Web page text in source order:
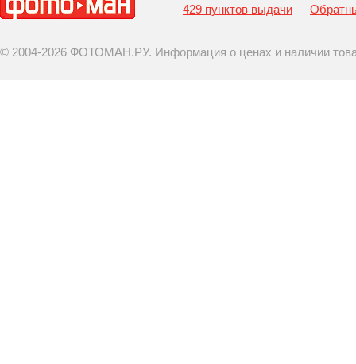
429 пунктов выдачи
© 2004-2026 ФОТОМАН.РУ. Информация о ценах и наличии